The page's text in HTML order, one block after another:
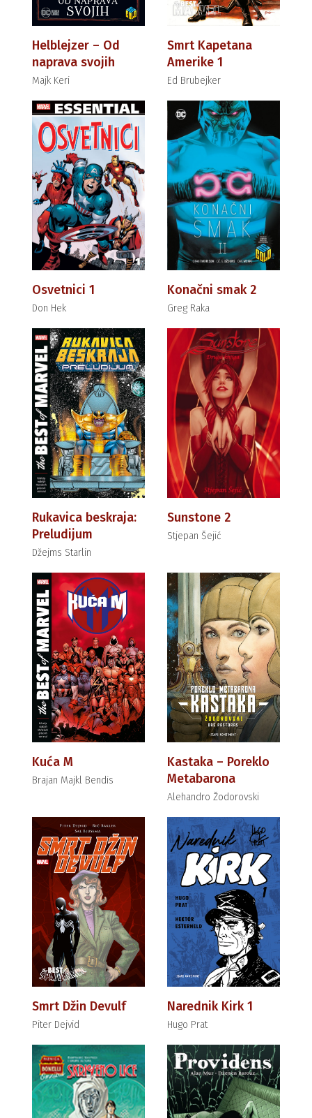
Helblejzer – Od
naprava svojih
Majk Keri
Smrt Kapetana
Amerike 1
Ed Brubejker
Osvetnici 1
Don Hek
Konačni smak 2
Greg Raka
Rukavica beskraja:
Preludijum
Džejms Starlin
Sunstone 2
Stjepan Šejić
Kuća M
Brajan Majkl Bendis
Kastaka – Poreklo
Metabarona
Alehandro Žodorovski
Smrt Džin Devulf
Piter Dejvid
Narednik Kirk 1
Hugo Prat